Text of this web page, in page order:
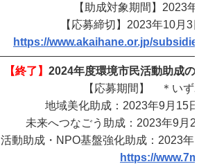
【助成対象期間】2023年11
【応募締切】2023年10月3日
https://www.akaihane.or.jp/subsidies/
【終了】 2024年度環境市民活動助成のお
【応募期間】 ＊いずれ
地域美化助成：2023年9月15日（
未来へつなごう助成：2023年9月20
活動助成・NPO基盤強化助成：2023年10
https://